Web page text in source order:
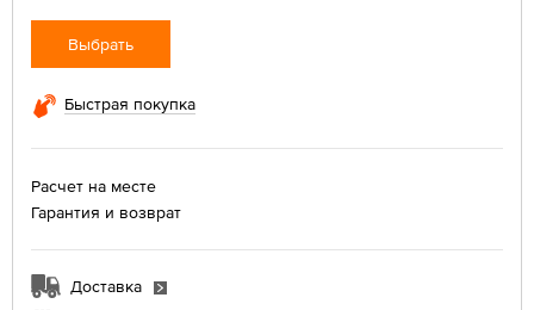
Выбрать
Быстрая покупка
Расчет на месте
Гарантия и возврат
Доставка